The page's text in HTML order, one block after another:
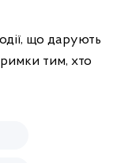
що дарують
тим, хто